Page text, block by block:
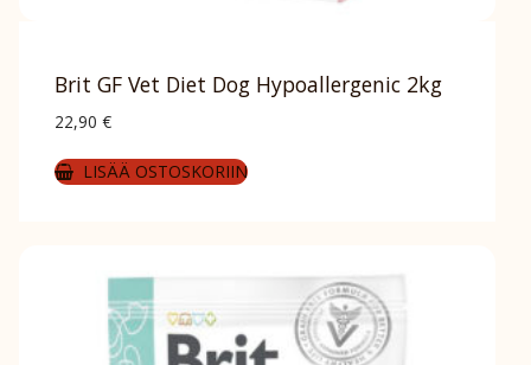
Brit GF Vet Diet Dog Hypoallergenic 2kg
22,90 €
LISÄÄ OSTOSKORIIN